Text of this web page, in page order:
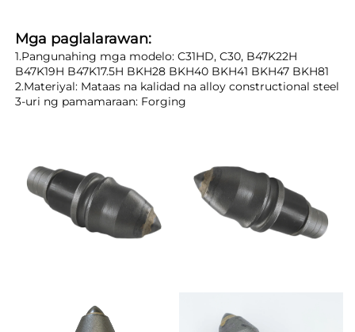
Mga paglalarawan:
1.Pangunahing mga modelo: C31HD, C30, B47K22H
B47K19H B47K17.5H BKH28 BKH40 BKH41 BKH47 BKH81
3-uri ng pamamaraan: Forging